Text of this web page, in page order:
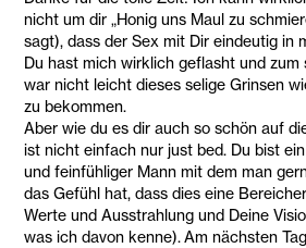
nicht um dir „Honig uns Maul zu
sagt), dass der Sex mit Dir eindeutig in
Du hast mich wirklich geflasht und zum
war nicht leicht dieses selige Grinsen
zu bekommen.
Aber wie du es dir auch so schön auf
ist nicht einfach nur just bed. Du bist
und feinfühliger Mann mit dem man
das Gefühl hat, dass dies eine
Werte und Ausstrahlung und Deine
was ich davon kenne). Am nächsten